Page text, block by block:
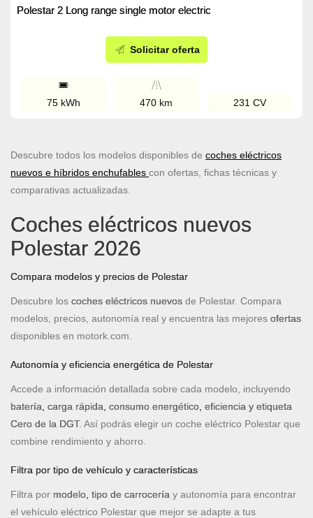
Polestar 2 Long range single motor electric
Solicitar oferta
75 kWh 470 km 231 CV
Descubre todos los modelos disponibles de coches eléctricos
nuevos e híbridos enchufables con ofertas, fichas técnicas y
comparativas actualizadas.
Coches eléctricos nuevos
Polestar 2026
Compara modelos y precios de Polestar
Descubre los coches eléctricos nuevos de Polestar. Compara
modelos, precios, autonomía real y encuentra las mejores ofertas
disponibles en motork.com.
Autonomía y eficiencia energética de Polestar
Accede a información detallada sobre cada modelo, incluyendo
batería, carga rápida, consumo energético, eficiencia y etiqueta
Cero de la DGT. Así podrás elegir un coche eléctrico Polestar que
combine rendimiento y ahorro.
Filtra por tipo de vehículo y características
Filtra por modelo, tipo de carrocería y autonomía para encontrar
el vehículo eléctrico Polestar que mejor se adapte a tus